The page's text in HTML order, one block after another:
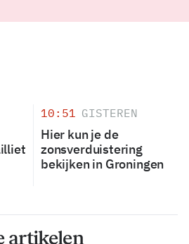
10:51 GISTEREN
Hier kun je de
zonsverduistering
bekijken in Groningen
artikelen